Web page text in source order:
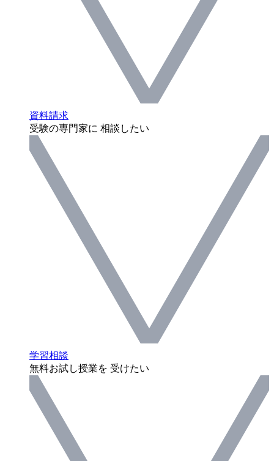
資料請求
受験の専門家に 相談したい
学習相談
無料お試し授業を 受けたい